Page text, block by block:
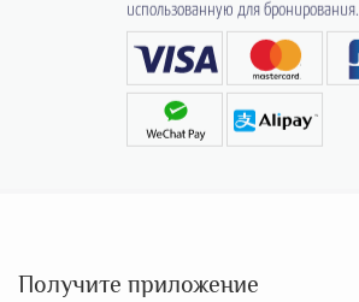
использованную для бронирования.
Получите приложение